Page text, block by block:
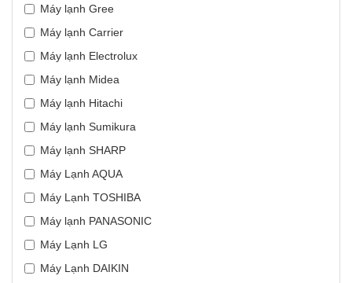
Máy lạnh Gree
Máy lạnh Carrier
Máy lạnh Electrolux
Máy lạnh Midea
Máy lạnh Hitachi
Máy lạnh Sumikura
Máy lạnh SHARP
Máy Lạnh AQUA
Máy Lạnh TOSHIBA
Máy lạnh PANASONIC
Máy Lạnh LG
Máy Lạnh DAIKIN